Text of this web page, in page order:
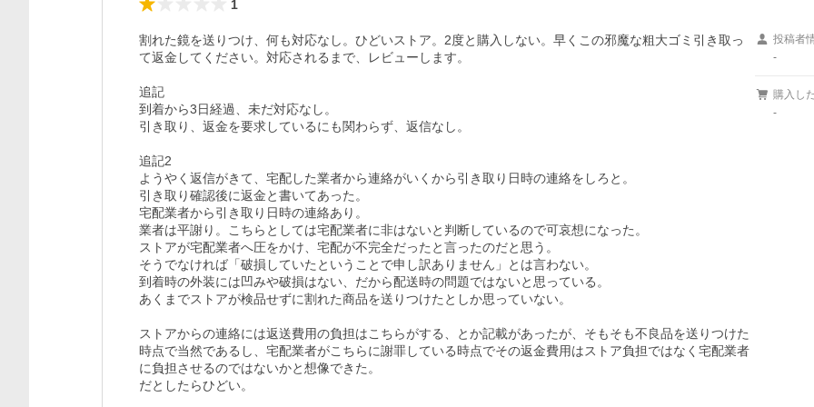
1
割れた鏡を送りつけ、何も対応なし。ひどいストア。2度と購入しない。早くこの邪魔な粗大ゴミ引き取っ
て返金してください。対応されるまで、レビューします。
追記
到着から3日経過、未だ対応なし。
引き取り、返金を要求しているにも関わらず、返信なし。
追記2
ようやく返信がきて、宅配した業者から連絡がいくから引き取り日時の連絡をしろと。
引き取り確認後に返金と書いてあった。
宅配業者から引き取り日時の連絡あり。
業者は平謝り。こちらとしては宅配業者に非はないと判断しているので可哀想になった。
ストアが宅配業者へ圧をかけ、宅配が不完全だったと言ったのだと思う。
そうでなければ「破損していたということで申し訳ありません」とは言わない。
到着時の外装には凹みや破損はない、だから配送時の問題ではないと思っている。
あくまでストアが検品せずに割れた商品を送りつけたとしか思っていない。
ストアからの連絡には返送費用の負担はこちらがする、とか記載があったが、そもそも不良品を送りつけた
時点で当然であるし、宅配業者がこちらに謝罪している時点でその返金費用はストア負担ではなく宅配業者
に負担させるのではないかと想像できた。
投稿者
-
購入し
-